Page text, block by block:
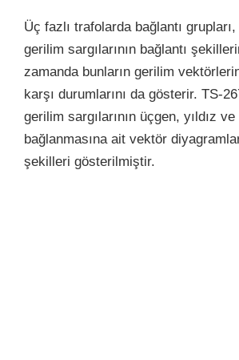
Üç fazlı trafolarda bağlantı
gerilim sargılarının bağlantı
zamanda bunların gerilim
karşı durumlarını da gösterir. TS-
gerilim sargılarının üçgen, yıldız
bağlanmasına ait vektör
şekilleri gösterilmiştir.